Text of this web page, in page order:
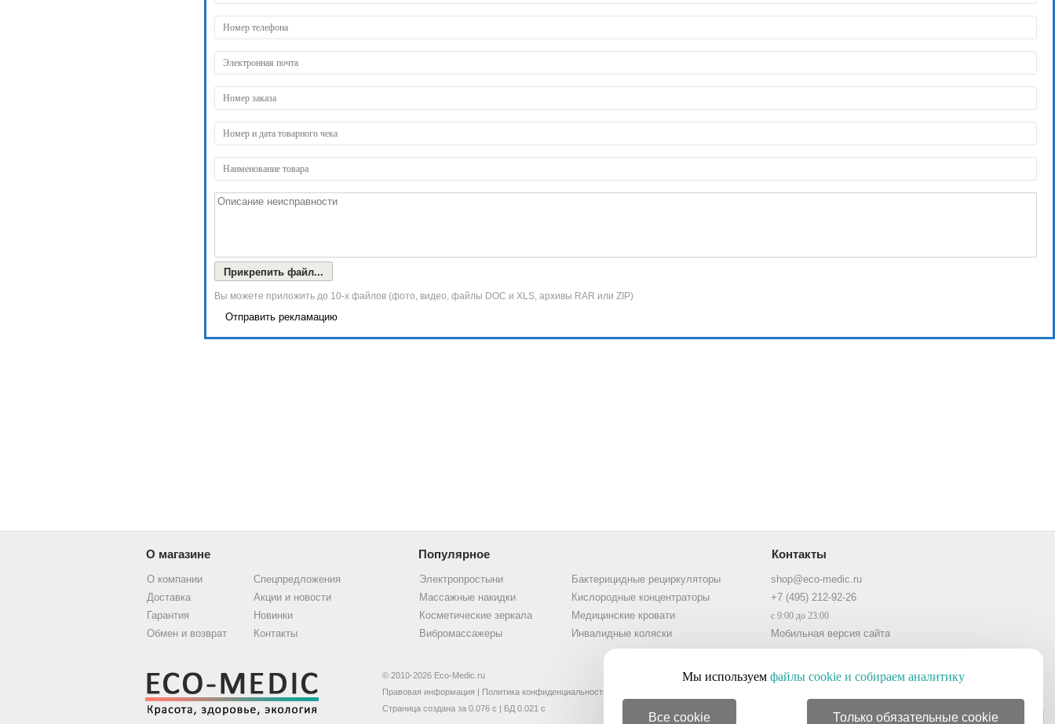
Прикрепить файл...
Вы можете приложить до 10-х файлов (фото, видео, файлы DOC и XLS, архивы RAR или ZIP)
Отправить рекламацию
О магазине Популярное Контакты
О компании
Доставка
Гарантия
Обмен и возврат
Спецпредложения
Акции и новости
Новинки
Контакты
Электропростыни
Массажные накидки
Косметические зеркала
Вибромассажеры
Бактерицидные рециркуляторы
Кислородные концентраторы
Медицинские кровати
Инвалидные коляски
shop@eco-medic.ru
+7 (495) 212-92-26
с 9:00 до 23:00
Мобильная версия сайта
© 2010-2026 Eco-Medic.ru
Правовая информация | Политика конфиденциальности
Страница создана за 0.076 с | БД 0.021 с
Мы используем файлы cookie и собираем аналитику
Все cookie Только обязательные cookie